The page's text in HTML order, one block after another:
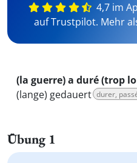
4,7 im
auf Trustpilot. Mehr
(la guerre) a duré (trop
(lange) gedauert durer,
Übung 1